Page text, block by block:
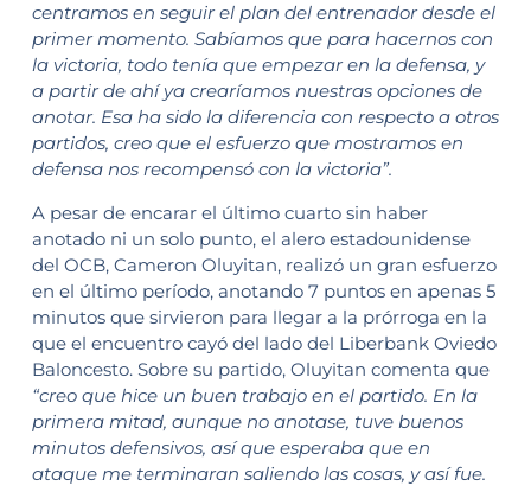
centramos en seguir el plan del entrenador desde el
primer momento. Sabíamos que para hacernos con
la victoria, todo tenía que empezar en la defensa, y
a partir de ahí ya crearíamos nuestras opciones de
anotar. Esa ha sido la diferencia con respecto a otros
partidos, creo que el esfuerzo que mostramos en
defensa nos recompensó con la victoria”.
A pesar de encarar el último cuarto sin haber
anotado ni un solo punto, el alero estadounidense
del OCB, Cameron Oluyitan, realizó un gran esfuerzo
en el último período, anotando 7 puntos en apenas 5
minutos que sirvieron para llegar a la prórroga en la
que el encuentro cayó del lado del Liberbank Oviedo
Baloncesto. Sobre su partido, Oluyitan comenta que
“creo que hice un buen trabajo en el partido. En la
primera mitad, aunque no anotase, tuve buenos
minutos defensivos, así que esperaba que en
ataque me terminaran saliendo las cosas, y así fue.